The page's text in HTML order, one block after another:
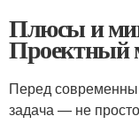
Плюсы и
Проектный
Перед
задача — не